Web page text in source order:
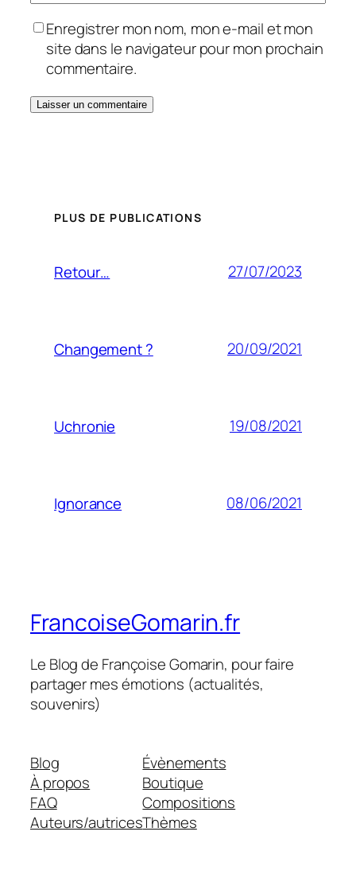
Enregistrer mon nom, mon e-mail et mon
site dans le navigateur pour mon prochain
commentaire.
PLUS DE PUBLICATIONS
Retour… 27/07/2023
Changement ? 20/09/2021
Uchronie 19/08/2021
Ignorance 08/06/2021
FrancoiseGomarin.fr
Le Blog de Françoise Gomarin, pour faire
partager mes émotions (actualités,
souvenirs)
Blog
À propos
FAQ
Auteurs/autrices
Évènements
Boutique
Compositions
Thèmes